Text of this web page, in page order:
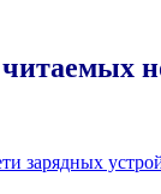
зарядных